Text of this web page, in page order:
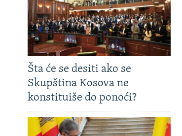
Šta će se desiti ako se
Skupština Kosova ne
konstituiše do ponoći?